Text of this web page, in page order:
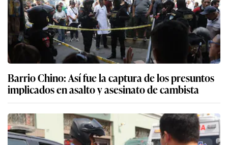
Barrio Chino: Así fue la captura de los presuntos
implicados en asalto y asesinato de cambista